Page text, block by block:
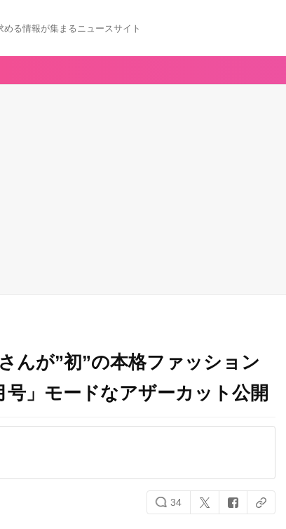
る情報が集まるニュースサイト
んが”初”の本格ファッション
号」モードなアザーカット公開
34